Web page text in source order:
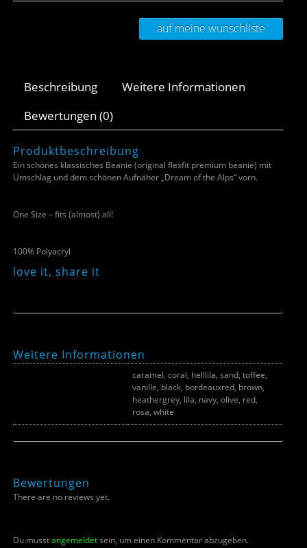
auf meine wunschliste
Beschreibung
Weitere Informationen
Bewertungen (0)
Produktbeschreibung
Ein schönes klassisches Beanie (original flexfit premium beanie) mit
Umschlag und dem schönen Aufnäher „Dream of the Alps“ vorn.
One Size – fits (almost) all!
100% Polyacryl
love it, share it
Weitere Informationen
caramel, coral, helllila, sand, toffee,
vanille, black, bordeauxred, brown,
heathergrey, lila, navy, olive, red,
rosa, white
Bewertungen
There are no reviews yet.
Du musstangemeldetsein, um einen Kommentar abzugeben.